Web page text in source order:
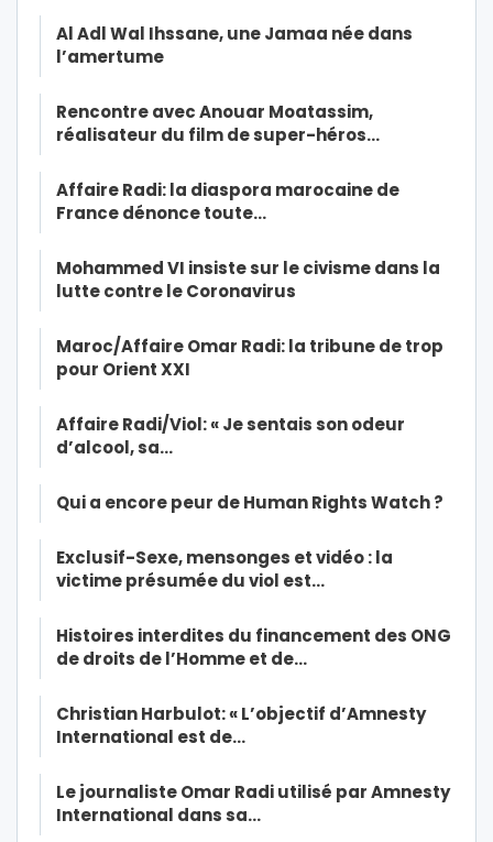
Al Adl Wal Ihssane, une Jamaa née dans
l’amertume
Rencontre avec Anouar Moatassim,
réalisateur du film de super-héros…
Affaire Radi: la diaspora marocaine de
France dénonce toute…
Mohammed VI insiste sur le civisme dans la
lutte contre le Coronavirus
Maroc/Affaire Omar Radi: la tribune de trop
pour Orient XXI
Affaire Radi/Viol: « Je sentais son odeur
d’alcool, sa…
Qui a encore peur de Human Rights Watch ?
Exclusif-Sexe, mensonges et vidéo : la
victime présumée du viol est…
Histoires interdites du financement des ONG
de droits de l’Homme et de…
Christian Harbulot: « L’objectif d’Amnesty
International est de…
Le journaliste Omar Radi utilisé par Amnesty
International dans sa…